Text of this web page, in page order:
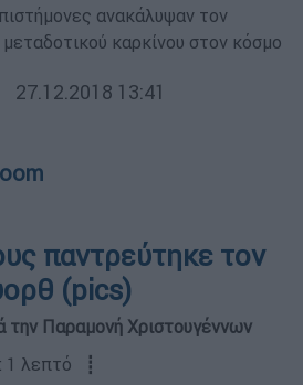
ανακάλυψαν τον
καρκίνου στον κόσμο
27.12.2018 13:41
παντρεύτηκε τον
(pics)
την Παραμονή Χριστουγέννων
1 λεπτό ┋